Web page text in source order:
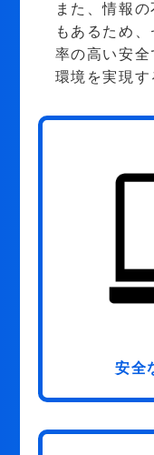
また、情報
もあるため
率の高い安
環境を実現す
安全